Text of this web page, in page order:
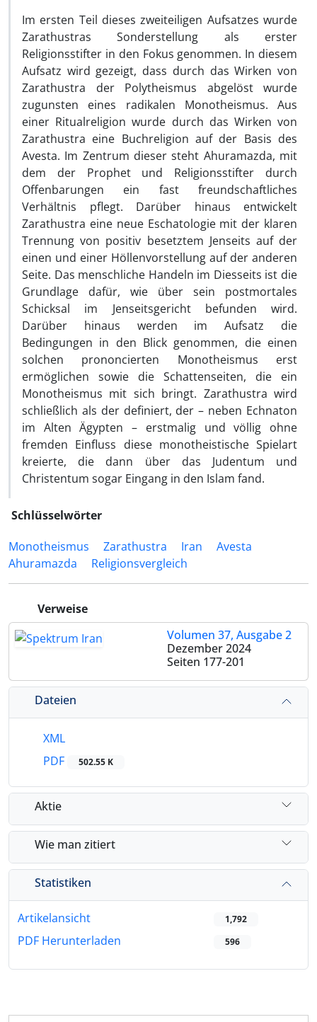
Im ersten Teil dieses zweiteiligen Aufsatzes wurde
Zarathustras Sonderstellung als erster
Religionsstifter in den Fokus genommen. In diesem
Aufsatz wird gezeigt, dass durch das Wirken von
Zarathustra der Polytheismus abgelöst wurde
zugunsten eines radikalen Monotheismus. Aus
einer Ritualreligion wurde durch das Wirken von
Zarathustra eine Buchreligion auf der Basis des
Avesta. Im Zentrum dieser steht Ahuramazda, mit
dem der Prophet und Religionsstifter durch
Offenbarungen ein fast freundschaftliches
Verhältnis pflegt. Darüber hinaus entwickelt
Zarathustra eine neue Eschatologie mit der klaren
Trennung von positiv besetztem Jenseits auf der
einen und einer Höllenvorstellung auf der anderen
Seite. Das menschliche Handeln im Diesseits ist die
Grundlage dafür, wie über sein postmortales
Schicksal im Jenseitsgericht befunden wird.
Darüber hinaus werden im Aufsatz die
Bedingungen in den Blick genommen, die einen
solchen prononcierten Monotheismus erst
ermöglichen sowie die Schattenseiten, die ein
Monotheismus mit sich bringt. Zarathustra wird
schließlich als der definiert, der – neben Echnaton
im Alten Ägypten – erstmalig und völlig ohne
fremden Einfluss diese monotheistische Spielart
kreierte, die dann über das Judentum und
Christentum sogar Eingang in den Islam fand.
Schlüsselwörter
Monotheismus
Zarathustra Iran
Avesta
Ahuramazda
Religionsvergleich
Verweise
Volumen 37, Ausgabe 2
Dezember 2024
Seiten 177-201
Dateien
XML
PDF
502.55 K
Aktie
Wie man zitiert
Statistiken
Artikelansicht 1,792
PDF Herunterladen 596